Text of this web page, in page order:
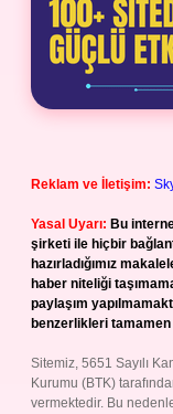
Reklam ve İletişim:
Yasal Uyarı: Bu
şirketi ile hiçbir
hazırladığımız
haber niteliği
paylaşım
benzerlikleri
Sitemiz, 5651 Sayılı
Kurumu (BTK)
vermektedir. Bu